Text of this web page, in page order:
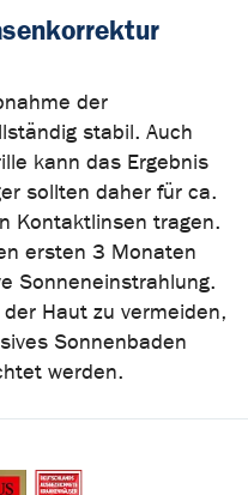
der
stabil. Auch
kann das Ergebnis
sollten daher für ca.
Kontaktlinsen tragen.
ersten 3 Monaten
Sonneneinstrahlung.
Haut zu vermeiden,
Sonnenbaden
werden.